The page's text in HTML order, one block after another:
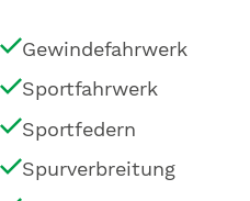
Gewindefahrwerk
Sportfahrwerk
Sportfedern
Spurverbreitung